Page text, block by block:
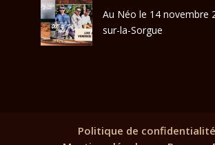
Au Néo le 14 novembre
sur-la-Sorgue
Politique de confidentialité